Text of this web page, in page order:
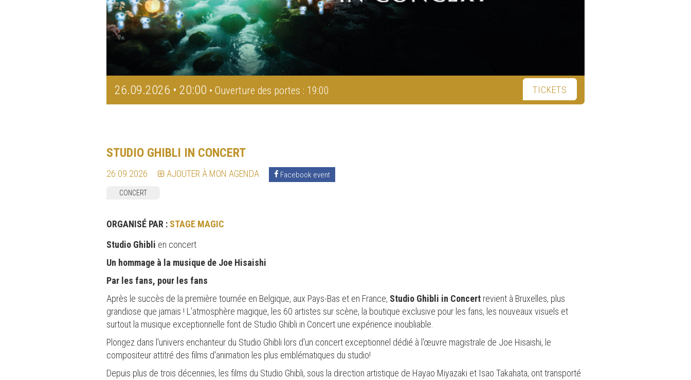
26.09.2026 • 20:00 • Ouverture des portes : 19:00 TICKETS
STUDIO GHIBLI IN CONCERT
26.09.2026 AJOUTER À MON AGENDA Facebook event
CONCERT
ORGANISÉ PAR : STAGE MAGIC
Studio Ghibli en concert
Un hommage à la musique de Joe Hisaishi
Par les fans, pour les fans
Après le succès de la première tournée en Belgique, aux Pays-Bas et en France, Studio Ghibli in Concert revient à Bruxelles, plus
grandiose que jamais ! L’atmosphère magique, les 60 artistes sur scène, la boutique exclusive pour les fans, les nouveaux visuels et
surtout la musique exceptionnelle font de Studio Ghibli in Concert une expérience inoubliable.
Plongez dans l'univers enchanteur du Studio Ghibli lors d'un concert exceptionnel dédié à l'œuvre magistrale de Joe Hisaishi, le
compositeur attitré des films d'animation les plus emblématiques du studio!
Depuis plus de trois décennies, les films du Studio Ghibli, sous la direction artistique de Hayao Miyazaki et Isao Takahata, ont transporté